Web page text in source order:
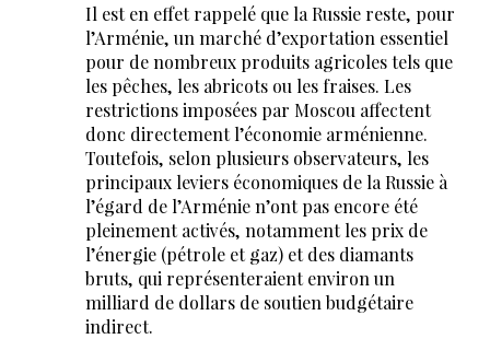
Il est en effet rappelé que la Russie reste, pour
l’Arménie, un marché d’exportation essentiel
pour de nombreux produits agricoles tels que
les pêches, les abricots ou les fraises. Les
restrictions imposées par Moscou affectent
donc directement l’économie arménienne.
Toutefois, selon plusieurs observateurs, les
principaux leviers économiques de la Russie à
l’égard de l’Arménie n’ont pas encore été
pleinement activés, notamment les prix de
l’énergie (pétrole et gaz) et des diamants
bruts, qui représenteraient environ un
milliard de dollars de soutien budgétaire
indirect.